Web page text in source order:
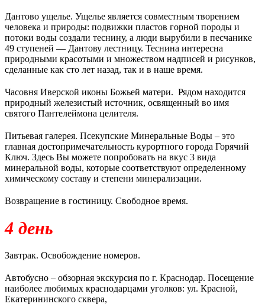
Дантово ущелье. Ущелье является совместным творением
человека и природы: подвижки пластов горной породы и
потоки воды создали теснину, а люди вырубили в песчанике
49 ступеней — Дантову лестницу. Теснина интересна
природными красотыми и множеством надписей и рисунков,
сделанные как сто лет назад, так и в наше время.
Часовня Иверской иконы Божьей матери. Рядом находится
природный железистый источник, освященный во имя
святого Пантелеймона целителя.
Питьевая галерея. Псекупские Минеральные Воды – это
главная достопримечательность курортного города Горячий
Ключ. Здесь Вы можете попробовать на вкус 3 вида
минеральной воды, которые соответствуют определенному
химическому составу и степени минерализации.
Возвращение в гостиницу. Свободное время.
4 день
Завтрак. Освобождение номеров.
Автобусно – обзорная экскурсия по г. Краснодар. Посещение
наиболее любимых краснодарцами уголков: ул. Красной,
Екатерининского сквера,